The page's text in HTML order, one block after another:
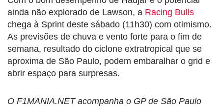
ainda não explorado de Lawson, a Racing Bulls
chega à Sprint deste sábado (11h30) com otimismo.
As previsões de chuva e vento forte para o fim de
semana, resultado do ciclone extratropical que se
aproxima de São Paulo, podem embaralhar o grid e
abrir espaço para surpresas.
O F1MANIA.NET acompanha o GP de São Paulo